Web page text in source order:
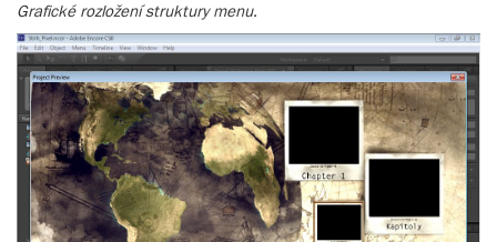
Grafické rozložení struktury menu.